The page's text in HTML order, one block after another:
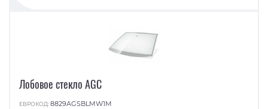
Лобовое стекло AGC
ЕВРОКОД:8829AGSBLMW1M